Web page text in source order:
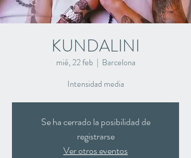
KUNDALINI
mié, 22 feb
  |
Barcelona
Intensidad media
Se ha cerrado la posibilidad de
registrarse
Ver otros eventos